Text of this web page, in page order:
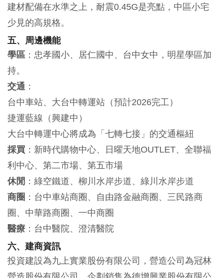
建材配備在水準之上，耐震0.45G是亮點，中區小宅
少見的高規格。
五、周邊機能
學區 ：忠孝國小、居仁國中、台中女中，明星學區加
持。
交通 ：
台中車站、大台中轉運站（預計2026完工）
捷運藍線（興建中）
大台中轉運中心將成為「七轉七接」的交通樞紐
採買 ：新時代購物中心、日曜天地OUTLET、全聯福
利中心、第二市場、第五市場
休閒 ：綠空鐵道、柳川水岸步道、綠川水岸步道
商圈 ：台中車站商圈、自由路金融商圈、三民路商
圈、中華路商圈、一中商圈
醫療 ：台中醫院、澄清醫院
六、建商資訊
投資建設為九上實業股份有限公司，營造公司為冠林